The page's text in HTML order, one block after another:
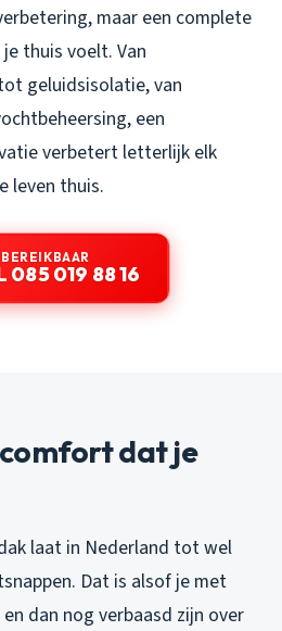
maar een complete
thuis voelt. Van
geluidsisolatie, van
een
verbetert letterlijk elk
leven thuis.
085 019 88 16
dat je
laat in Nederland tot wel
Dat is alsof je met
dan nog verbaasd zijn over